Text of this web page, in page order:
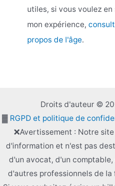
utiles, si vous voulez
mon expérience,
propos de l'âge.
Droits d'auteur ©
▓ RGPD et politique de
❌Avertissement : Notre
d'information et n'est pas
d'un avocat, d'un
d'autres professionnels de